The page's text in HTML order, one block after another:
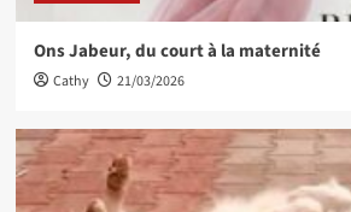
Ons Jabeur, du court à la maternité
Cathy 21/03/2026